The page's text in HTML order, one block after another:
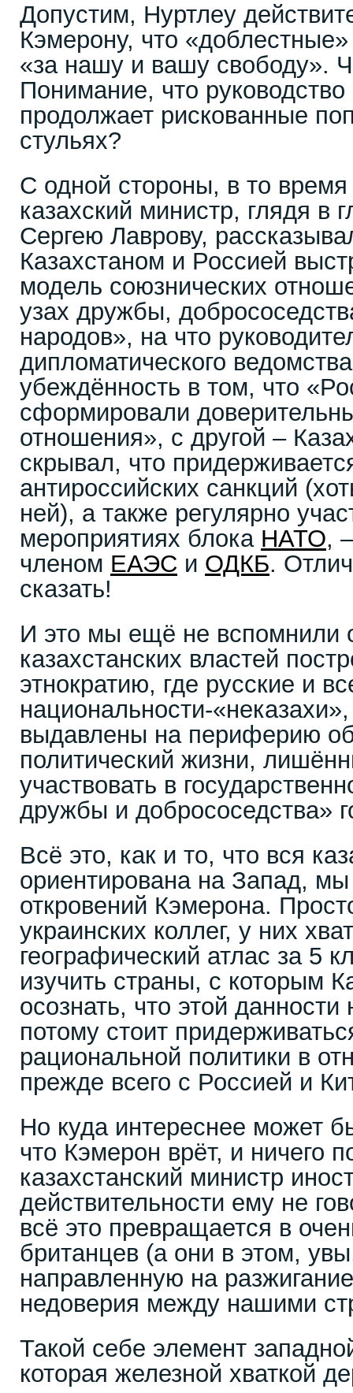
Допустим, Нуртлеу
Кэмерону, что
«за нашу и вашу свободу».
Понимание, что руководство
продолжает рискованные
стульях?
С одной стороны, в то
казахский министр, глядя в
Сергею Лаврову,
Казахстаном и Россией
модель союзнических
узах дружбы,
народов», на что
дипломатического
убеждённость в том, что
сформировали
отношения», с другой –
скрывал, что
антироссийских санкций
ней), а также регулярно
мероприятиях блока НАТО,
членом ЕАЭС и ОДКБ.
сказать!
И это мы ещё не вспомнили
казахстанских властей
этнократию, где русские и
национальности-
выдавлены на периферию
политический жизни,
участвовать в
дружбы и добрососедства»
Всё это, как и то, что вся
ориентирована на Запад,
откровений Кэмерона.
украинских коллег, у них
географический атлас за 5
изучить страны, с которым
осознать, что этой
потому стоит
рациональной политики в
прежде всего с Россией и
Но куда интереснее может
что Кэмерон врёт, и ничего
казахстанский министр
действительности ему не
всё это превращается в
британцев (а они в этом,
направленную на
недоверия между нашими
Такой себе элемент
которая железной хваткой